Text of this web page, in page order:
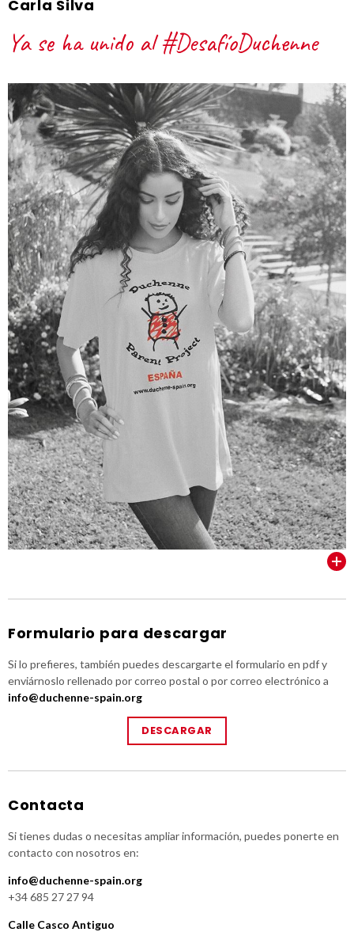
Carla Silva
Ya se ha unido al #DesafíoDuchenne
Formulario para descargar
Si lo prefieres, también puedes descargarte el formulario en pdf y
enviárnoslo rellenado por correo postal o por correo electrónico a
info@duchenne-spain.org
DESCARGAR
Contacta
Si tienes dudas o necesitas ampliar información, puedes ponerte en
contacto con nosotros en:
info@duchenne-spain.org
+34 685 27 27 94
Calle Casco Antiguo